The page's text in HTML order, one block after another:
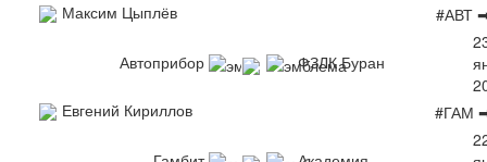
Максим Цыплёв
#АВТ
Автоприбор ФЗЛК Буран
Евгений Кириллов
#ГАМ